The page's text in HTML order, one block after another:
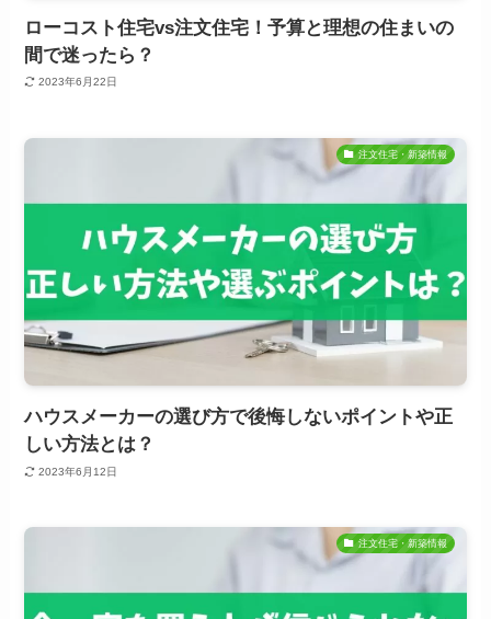
ローコスト住宅vs注文住宅！予算と理想の住まいの
間で迷ったら？
2023年6月22日
注文住宅・新築情報
ハウスメーカーの選び方で後悔しないポイントや正
しい方法とは？
2023年6月12日
注文住宅・新築情報